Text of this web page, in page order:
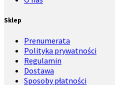
Sklep
Prenumerata
Polityka prywatności
Regulamin
Dostawa
Sposoby płatności